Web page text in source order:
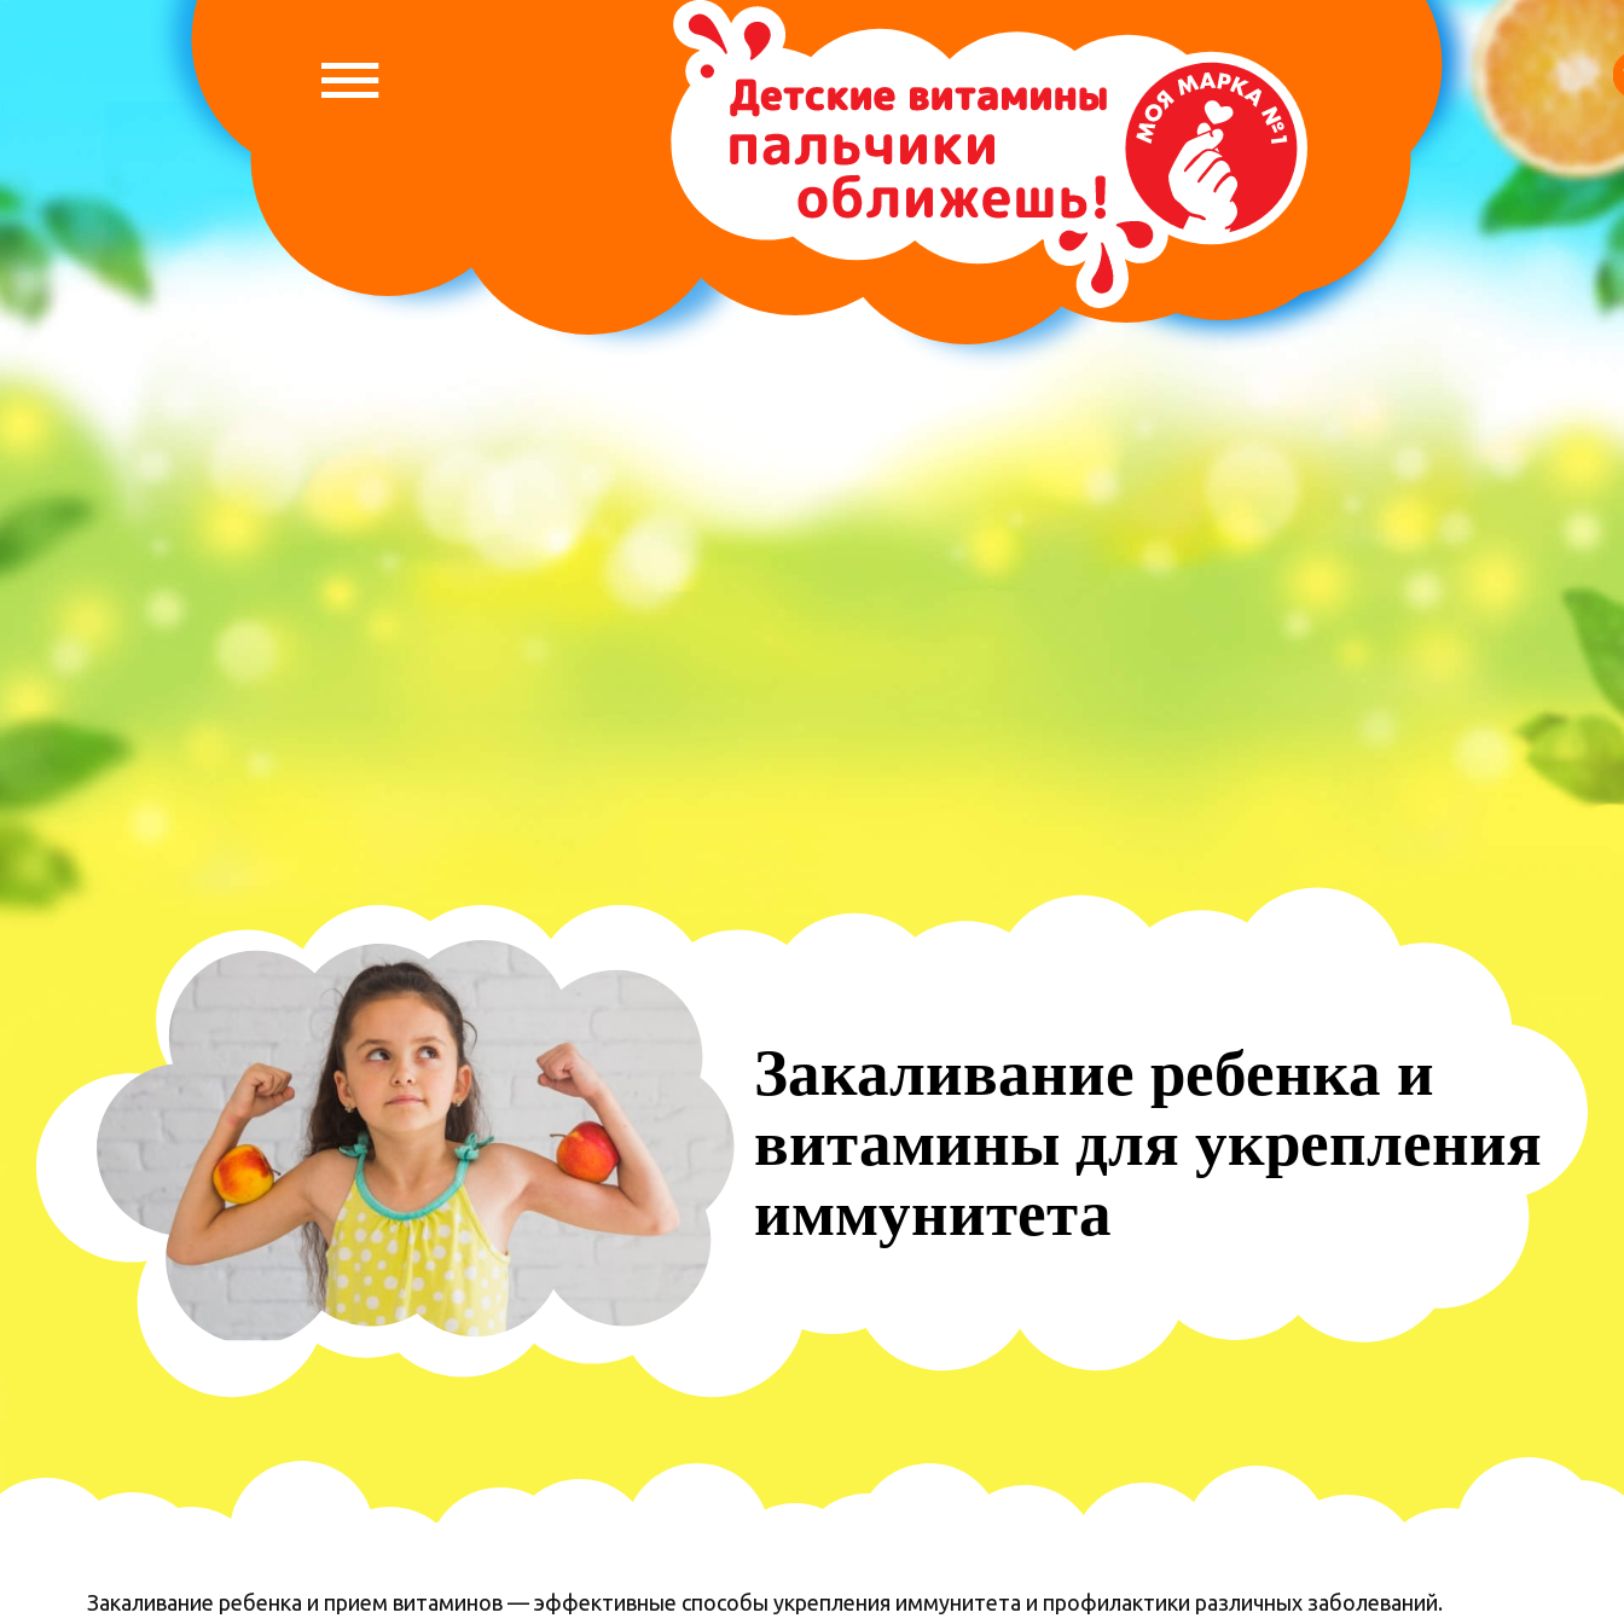
Закаливание ребенка и
витамины для укрепления
иммунитета
Закаливание ребенка и прием витаминов — эффективные способы укрепления иммунитета и профилактики различных заболеваний.